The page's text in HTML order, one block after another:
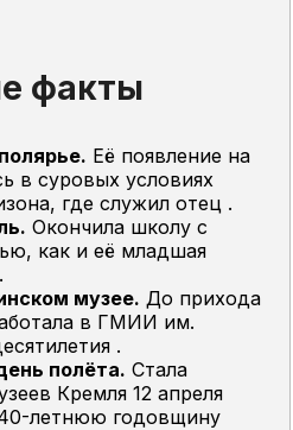
факты
Её появление на
в суровых условиях
где служил отец .
Окончила школу с
как и её младшая
музее. До прихода
в ГМИИ им.
.
полёта. Стала
Кремля 12 апреля
летнюю годовщину